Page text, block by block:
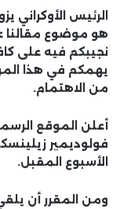
الرئيس الأوكراني
هو موضوع مقالنا
نجيبكم فيه على
يهمكم في هذا
من الاهتمام.
أعلن الموقع
فولوديمير
الأسبوع المقبل.
ومن المقرر أن